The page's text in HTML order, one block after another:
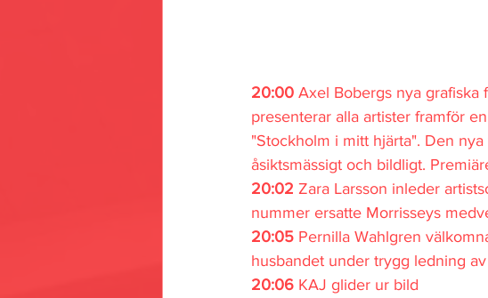
20:00 Axel Bobergs nya
presenterar alla artister framför
"Stockholm i mitt hjärta". Den
åsiktsmässigt och bildligt.
20:02 Zara Larsson inleder
nummer ersatte Morrisseys
20:05 Pernilla Wahlgren
husbandet under trygg ledning
20:06 KAJ glider ur bild